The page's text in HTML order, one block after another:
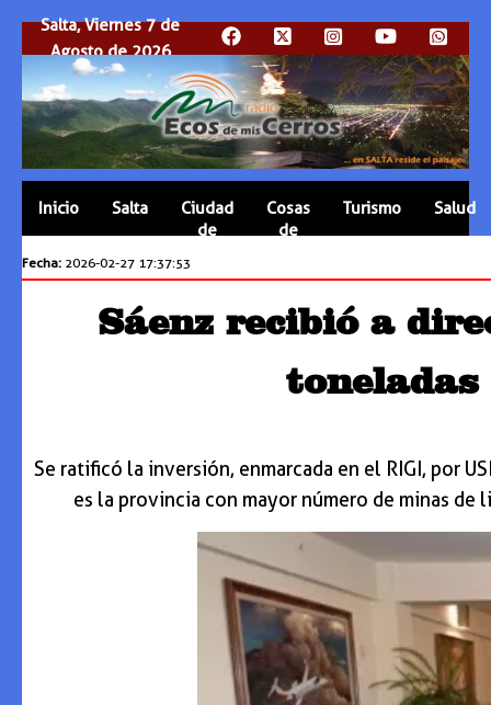
Salta, Viernes 7 de
Agosto de 2026
Inicio Salta
Ciudad
de
Cosas
de
Turismo Salud
Fecha: 2026-02-27 17:37:53
Sáenz recibió a
Se ratificó la inversión, enmarcada en el RIGI, por
es la provincia con mayor número de minas